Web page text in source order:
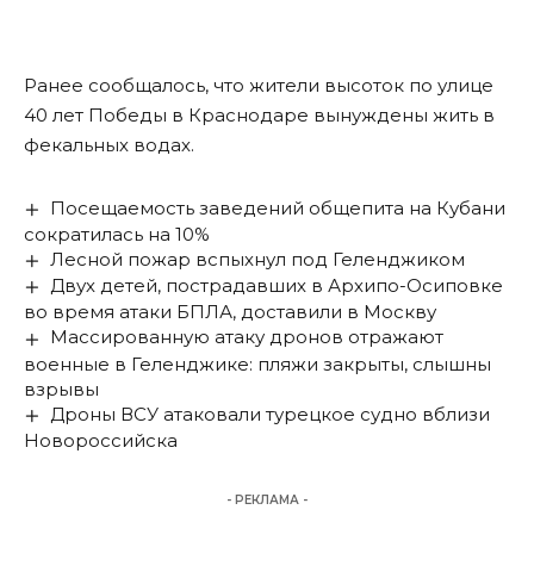
Ранее сообщалось, что жители высоток по улице
40 лет Победы в Краснодаре вынуждены жить в
фекальных водах.
Посещаемость заведений общепита на Кубани
сократилась на 10%
Лесной пожар вспыхнул под Геленджиком
Двух детей, пострадавших в Архипо-Осиповке
во время атаки БПЛА, доставили в Москву
Массированную атаку дронов отражают
военные в Геленджике: пляжи закрыты, слышны
взрывы
Дроны ВСУ атаковали турецкое судно вблизи
Новороссийска
- РЕКЛАМА -